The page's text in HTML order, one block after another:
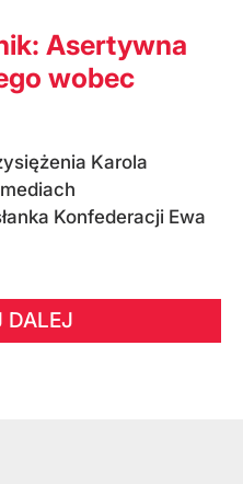
Asertywna
wobec
Karola
Konfederacji Ewa
DALEJ